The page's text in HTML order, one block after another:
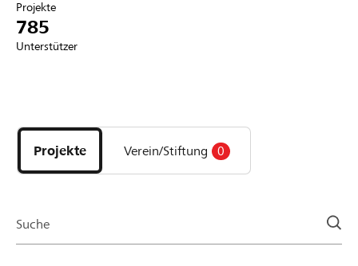
Anmelden
DE FR IT
Projekte
785
Unterstützer
Projekte
und
Organisationen
Projekte Verein/Stiftung 0
Suche